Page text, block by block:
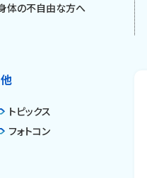
体の不自由な方へ
トピックス
フォトコン